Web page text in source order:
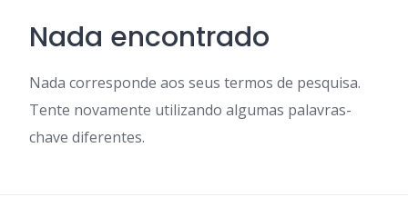
Nada encontrado
Nada corresponde aos seus termos de pesquisa.
Tente novamente utilizando algumas palavras-
chave diferentes.